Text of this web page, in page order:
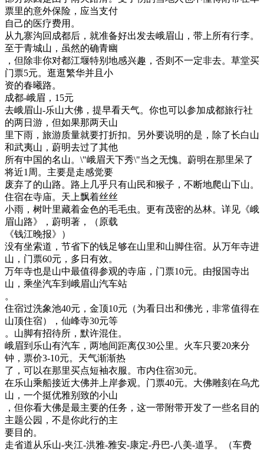
票里的意外保险，应当支付
自己的医疗费用。
从九寨沟回成都后，就准备好出发去峨眉山，带上所有行李。
至于青城山，虽然的确青幽
，但除非你对都江堰特别地感兴趣，否则不一定非去。草堂买
门票5元。逛逛繁华并且小
资的春曦路。
成都-峨眉，15元
去峨眉山-乐山大佛，提早看天气。你也可以参加成都旅行社
的两日游，但如果那两天山
里下雨，旅游质量就要打折扣。另外要说明的是，除了长白山
和武夷山，蔚明去过了其他
所有中国的名山。\"峨眉天下秀\"当之无愧。蔚明在那里呆了
将近1周。主要是走感觉要
废弃了的山路。路上几乎只有山民和猴子，不断地爬山下山。
住宿在寺庙。天上飘着丝丝
小雨，树叶里藏着金色的毛毛虫。更有茂密的丛林。详见《峨
眉山路》，蔚明著，（原载
《钱江晚报》）
没有坐索道，节省下的钱足够在山里和山脚住宿。从万年寺进
山，门票60元，多日有效。
万年寺也是山中最值得参观的寺庙，门票10元。由报国寺出
山，乘坐汽车到峨眉山汽车站
。
住宿过洗象池40元，金顶10元（为看日出和佛光，非常值得在
山顶住宿），仙峰寺30元等
。山脚有招待所，默许混住。
峨眉到乐山有汽车，两地间距离仅30公里。火车只要20来分
钟，票价3-10元。天气渐渐热
了，可以在那里买点短袖衣服。市内住宿30元。
在乐山乘船接近大佛并上岸参观。门票40元。大佛雕刻在乌尤
山，一个挺优雅别致的小山
，但你看大佛是最主要的任务，这一带附带开发了一些名目的
主题公园，不是你此行的主
要目的。
走省道从乐山-夹江-洪雅-雅安-康定-丹巴-八美-道孚。（车费